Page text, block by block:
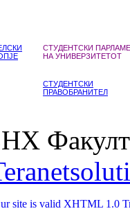
СТУДЕНТСКИ
НА УНИВЕРЗИТЕТОТ
СТУДЕНТСКИ
ПРАВОБРАНИТЕЛ